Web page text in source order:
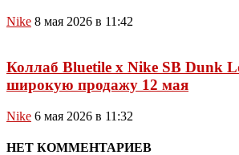
Nike 8 мая 2026 в 11:42
Коллаб Bluetile x Nike SB Dunk
широкую продажу 12 мая
Nike 6 мая 2026 в 11:32
НЕТ КОММЕНТАРИЕВ